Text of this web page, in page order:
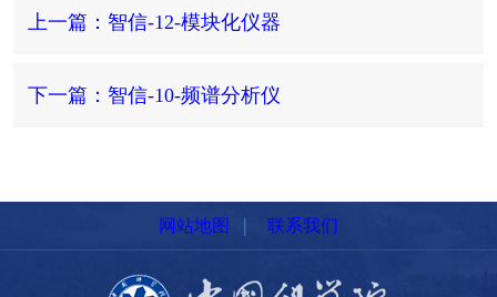
上一篇：智信-12-模块化仪器
下一篇：智信-10-频谱分析仪
网站地图 | 联系我们